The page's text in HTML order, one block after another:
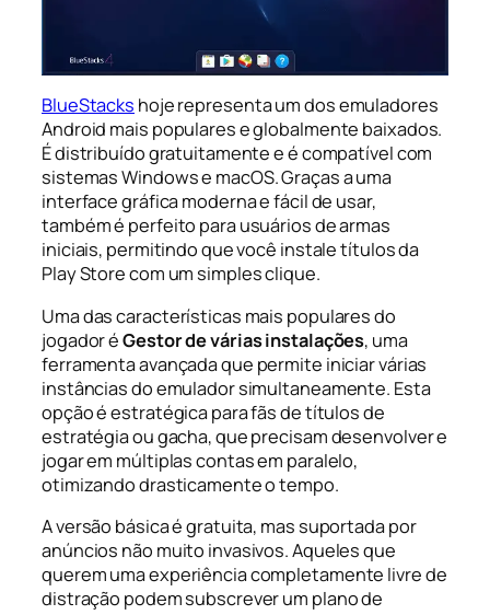
BlueStacks hoje representa um dos emuladores
Android mais populares e globalmente baixados.
É distribuído gratuitamente e é compatível com
sistemas Windows e macOS. Graças a uma
interface gráfica moderna e fácil de usar,
também é perfeito para usuários de armas
iniciais, permitindo que você instale títulos da
Play Store com um simples clique.
Uma das características mais populares do
jogador éGestor de várias instalações, uma
ferramenta avançada que permite iniciar várias
instâncias do emulador simultaneamente. Esta
opção é estratégica para fãs de títulos de
estratégia ou gacha, que precisam desenvolver e
jogar em múltiplas contas em paralelo,
otimizando drasticamente o tempo.
A versão básica é gratuita, mas suportada por
anúncios não muito invasivos. Aqueles que
querem uma experiência completamente livre de
distração podem subscrever um plano de